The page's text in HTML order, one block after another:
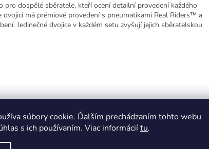
súbory cookie. Ďalším prechádzaním tohto webu
s ich používaním. Viac informáciítu.
dospělé sběratele, kteří ocení detailní provedení každého
má prémiové provedení s pneumatikami Real Riders™ a
Jedinečné dvojice v každém setu zvyšují jejich sběratelskou